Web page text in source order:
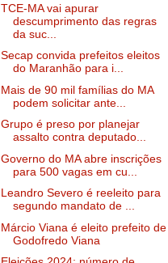
TCE-MA vai apurar
descumprimento das regras
da suc...
Secap convida prefeitos eleitos
do Maranhão para i...
Mais de 90 mil famílias do MA
podem solicitar ante...
Grupo é preso por planejar
assalto contra deputado...
Governo do MA abre inscrições
para 500 vagas em cu...
Leandro Severo é reeleito para
segundo mandato de ...
Márcio Viana é eleito prefeito de
Godofredo Viana